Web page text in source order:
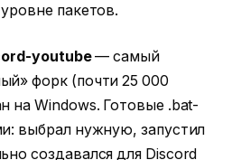
пакетов.
youtube— самый
форк (почти 25 000
на Windows. Готовые .bat-
выбрал нужную, запустил
создавался для Discord